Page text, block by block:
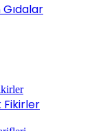
Fikirler